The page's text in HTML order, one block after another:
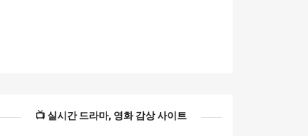
📺 실시간 드라마, 영화 감상 사이트